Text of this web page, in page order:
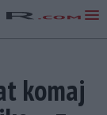
komaj